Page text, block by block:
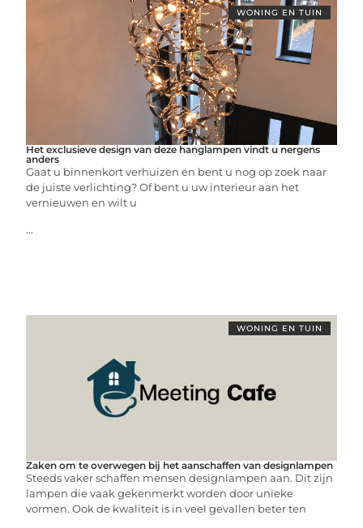
WONING EN TUIN
Het exclusieve design van deze hanglampen vindt u nergens
anders
Gaat u binnenkort verhuizen en bent u nog op zoek naar
de juiste verlichting? Of bent u uw interieur aan het
vernieuwen en wilt u
...
WONING EN TUIN
Zaken om te overwegen bij het aanschaffen van designlampen
Steeds vaker schaffen mensen designlampen aan. Dit zijn
lampen die vaak gekenmerkt worden door unieke
vormen. Ook de kwaliteit is in veel gevallen beter ten